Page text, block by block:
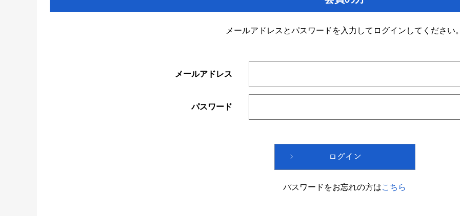
メールアドレスとパスワードを入力してログインしてください。
メールアドレス
パスワード
パスワードをお忘れの方はこちら